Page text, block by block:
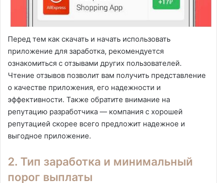
Перед тем как скачать и начать использовать
приложение для заработка, рекомендуется
ознакомиться с отзывами других пользователей.
Чтение отзывов позволит вам получить представление
о качестве приложения, его надежности и
эффективности. Также обратите внимание на
репутацию разработчика — компания с хорошей
репутацией скорее всего предложит надежное и
выгодное приложение.
2. Тип заработка и минимальный
порог выплаты